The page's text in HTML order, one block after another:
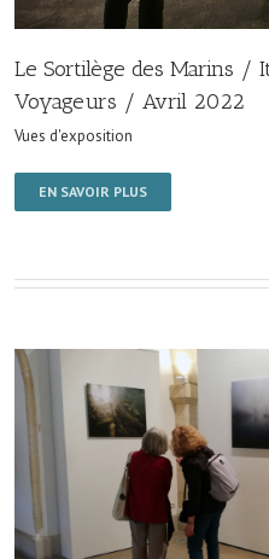
Le Sortilège des Marins /
Voyageurs / Avril 2022
Vues d'exposition
EN SAVOIR PLUS